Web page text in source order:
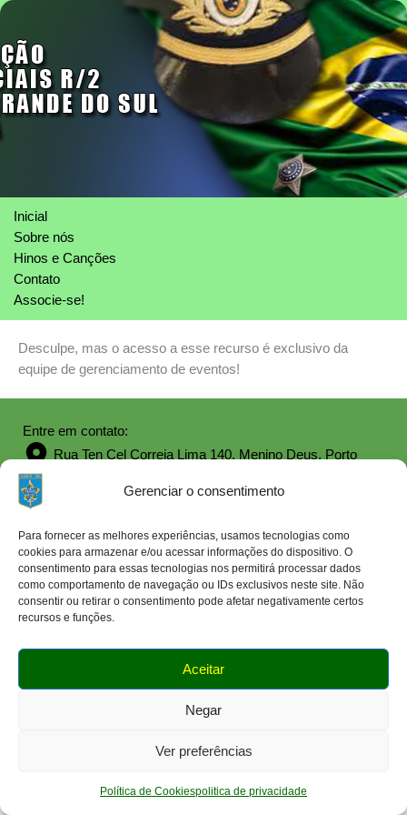
Gerenciar o consentimento
Para fornecer as melhores experiências, usamos tecnologias como
cookies para armazenar e/ou acessar informações do dispositivo. O
consentimento para essas tecnologias nos permitirá processar dados
como comportamento de navegação ou IDs exclusivos neste site. Não
consentir ou retirar o consentimento pode afetar negativamente certos
recursos e funções.
Aceitar
Negar
Ver preferências
Política de Cookiespolitica de privacidade
Inicial
Sobre nós
Hinos e Canções
Contato
Associe-se!
Desculpe, mas o acesso a esse recurso é exclusivo da
equipe de gerenciamento de eventos!
Entre em contato:
Rua Ten Cel Correia Lima 140, Menino Deus, Porto
Alegre, RS, CEP 90850-250
Siga-nos:
Política de Cookies|Política de Privacidade
© 2025 Todos os direitos reservados | AOR/2 RS | CNPJ
01.834.194/0001-93